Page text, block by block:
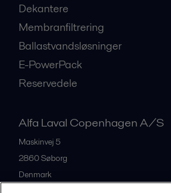
Dekantere
Membranfiltrering
Ballastvandsløsninger
E-PowerPack
Reservedele
Alfa Laval Copenhagen A/S
Maskinvej 5
2860Søborg
Denmark